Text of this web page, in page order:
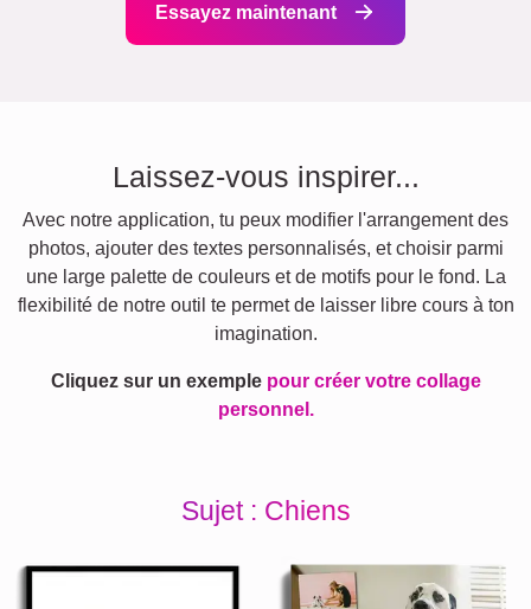
Essayez maintenant
Laissez-vous inspirer...
Avec notre application, tu peux modifier l'arrangement des
photos, ajouter des textes personnalisés, et choisir parmi
une large palette de couleurs et de motifs pour le fond. La
flexibilité de notre outil te permet de laisser libre cours à ton
imagination.
Cliquez sur un exemple pour créer votre collage
personnel.
Sujet : Chiens